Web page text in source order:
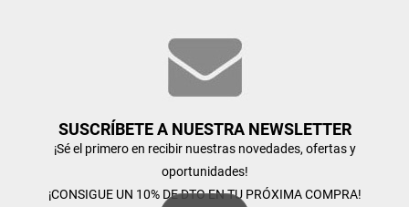
SUSCRÍBETE A NUESTRA NEWSLETTER
¡Sé el primero en recibir nuestras novedades, ofertas y
oportunidades!
¡CONSIGUE UN 10% DE DTO EN TU PRÓXIMA COMPRA!